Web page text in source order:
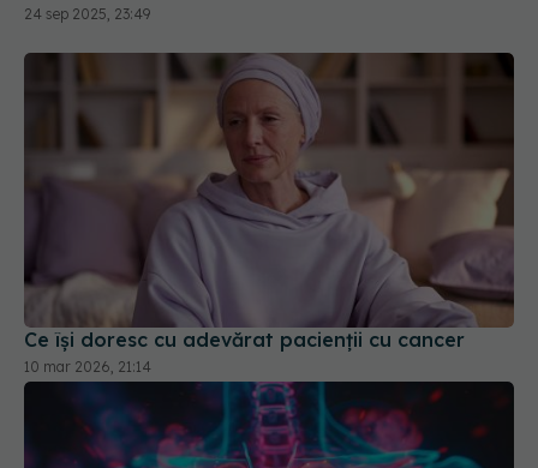
24 sep 2025, 23:49
Ce își doresc cu adevărat pacienții cu cancer
10 mar 2026, 21:14